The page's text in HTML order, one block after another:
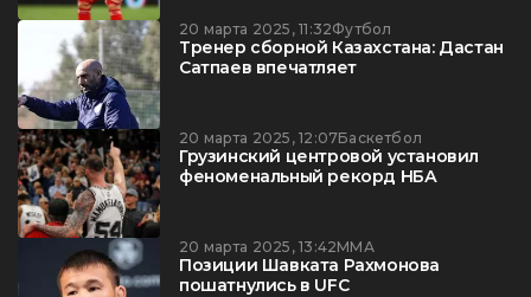
20 марта 2025, 11:32Футбол
Тренер сборной Казахстана: Дастан
Сатпаев впечатляет
20 марта 2025, 12:07Баскетбол
Грузинский центровой установил
феноменальный рекорд НБА
20 марта 2025, 13:42ММА
Позиции Шавката Рахмонова
пошатнулись в UFC